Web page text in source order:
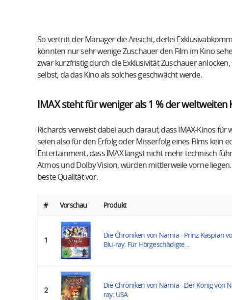
So vertritt der Manager die Ansicht, derlei
könnten nur sehr wenige Zuschauer den Film im Kino
zwar kurzfristig durch die Exklusivität Zuschauer
selbst, da das Kino als solches geschwächt werde.
IMAX steht für weniger als 1 % der weltweiten
Richards verweist dabei auch darauf, dass IMAX-Kinos
seien also für den Erfolg oder Misserfolg eines Films kein
Entertainment, dass IMAX längst nicht mehr technisch
Atmos und Dolby Vision, würden mittlerweile vorne
beste Qualität vor.
# Vorschau Produkt
1
Die Chroniken von Narnia - Prinz Kaspian
Blu-ray: Für Hörgeschädigte...
2
Die Chroniken von Narnia - Der König von
ray: USA